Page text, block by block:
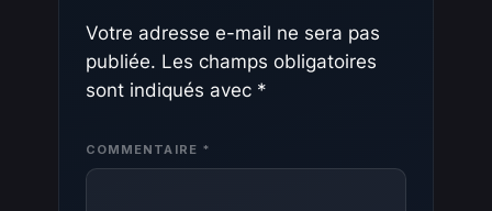
Votre adresse e-mail ne sera pas
publiée. Les champs obligatoires
sont indiqués avec *
COMMENTAIRE *